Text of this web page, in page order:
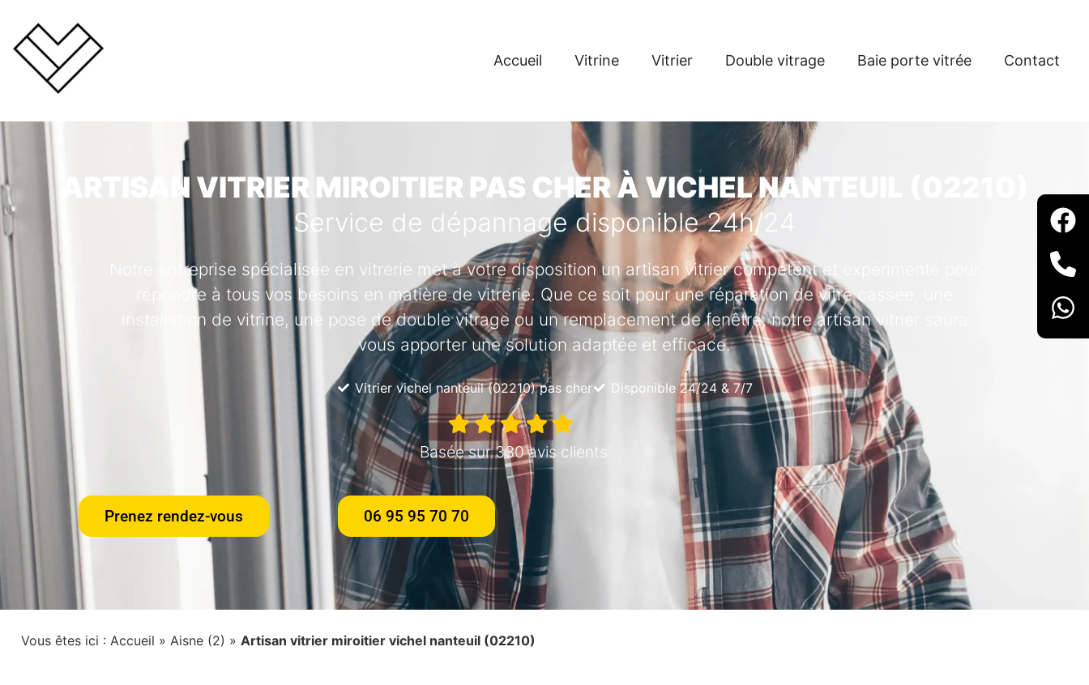
Accueil Vitrine Vitrier Double vitrage Baie porte vitrée Contact
ARTISAN VITRIER MIROITIER PAS CHER À VICHEL NANTEUIL (02210)
Service de dépannage disponible 24h/24
Notre entreprise spécialisée en vitrerie met à votre disposition un artisan vitrier compétent et expérimenté pour
répondre à tous vos besoins en matière de vitrerie. Que ce soit pour une réparation de vitre cassée, une
installation de vitrine, une pose de double vitrage ou un remplacement de fenêtre, notre artisan vitrier saura
vous apporter une solution adaptée et efficace.
Vitrier vichel nanteuil (02210) pas cher Disponible 24/24 & 7/7
Basée sur 330 avis clients
Prenez rendez-vous 06 95 95 70 70
Vous êtes ici : Accueil » Aisne (2) » Artisan vitrier miroitier vichel nanteuil (02210)